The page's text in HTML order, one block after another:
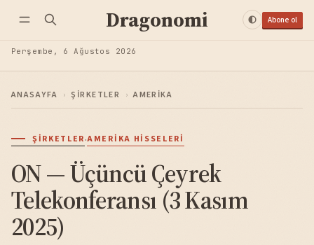
Dragonomi Abone ol
Perşembe, 6 Ağustos 2026
ANASAYFA › ŞIRKETLER › AMERIKA
ŞIRKETLER·AMERIKA HISSELERI
ON — Üçüncü Çeyrek
Telekonferansı (3 Kasım
2025)